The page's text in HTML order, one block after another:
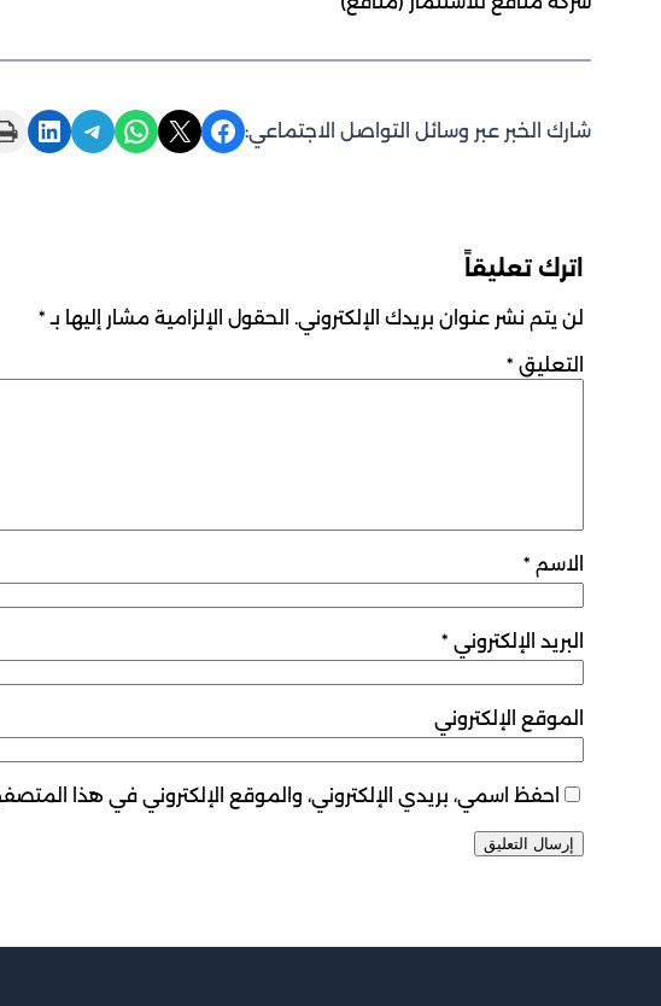
شارك الخبر عبر وسائل التواصل الاجتماعي: Share on Facebook
Share on X
Share on WhatsApp
Share on Telegram
Share on LinkedIn
Print this Page
اترك تعليقاً
لن يتم نشر عنوان بريدك الإلكتروني. الحقول الإلزامية مشار إليها بـ *
التعليق *
الاسم *
البريد الإلكتروني *
الموقع الإلكتروني
احفظ اسمي، بريدي الإلكتروني، والموقع الإلكتروني في هذا